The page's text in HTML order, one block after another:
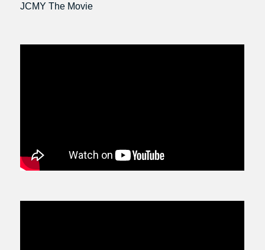
JCMY The Movie